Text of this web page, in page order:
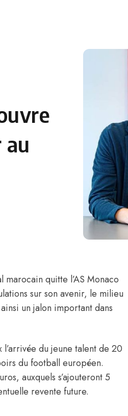
au
marocain quitte l’AS Monaco
sur son avenir, le milieu
un jalon important dans
l’arrivée du jeune talent de 20
du football européen.
auxquels s’ajouteront 5
revente future.